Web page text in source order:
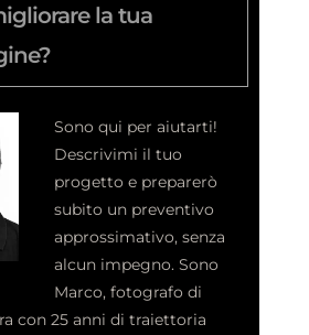
la tua
Sono qui per aiutarti!
Descrivimi il tuo
progetto e preparerò
subito un preventivo
approssimativo, senza
alcun impegno. Sono
Marco, fotografo di
con 25 anni di traiettoria